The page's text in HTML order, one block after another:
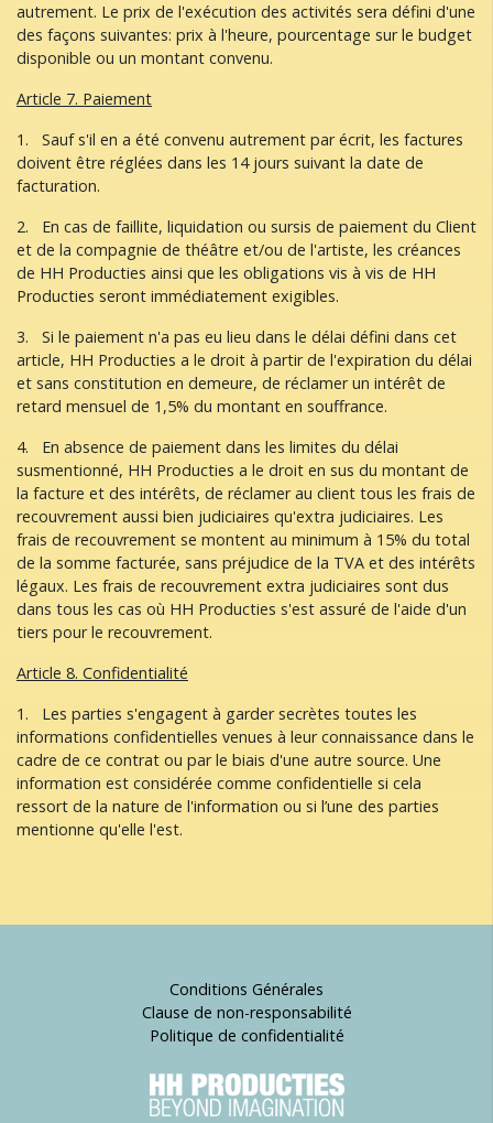
autrement. Le prix de l'exécution des activités sera défini d'une
des façons suivantes: prix à l'heure, pourcentage sur le budget
disponible ou un montant convenu.
Article 7. Paiement
1. Sauf s'il en a été convenu autrement par écrit, les factures
doivent être réglées dans les 14 jours suivant la date de
facturation.
2. En cas de faillite, liquidation ou sursis de paiement du Client
et de la compagnie de théâtre et/ou de l'artiste, les créances
de HH Producties ainsi que les obligations vis à vis de HH
Producties seront immédiatement exigibles.
3. Si le paiement n'a pas eu lieu dans le délai défini dans cet
article, HH Producties a le droit à partir de l'expiration du délai
et sans constitution en demeure, de réclamer un intérêt de
retard mensuel de 1,5% du montant en souffrance.
4. En absence de paiement dans les limites du délai
susmentionné, HH Producties a le droit en sus du montant de
la facture et des intérêts, de réclamer au client tous les frais de
recouvrement aussi bien judiciaires qu'extra judiciaires. Les
frais de recouvrement se montent au minimum à 15% du total
de la somme facturée, sans préjudice de la TVA et des intérêts
légaux. Les frais de recouvrement extra judiciaires sont dus
dans tous les cas où HH Producties s'est assuré de l'aide d'un
tiers pour le recouvrement.
Article 8. Confidentialité
1. Les parties s'engagent à garder secrètes toutes les
informations confidentielles venues à leur connaissance dans le
cadre de ce contrat ou par le biais d'une autre source. Une
information est considérée comme confidentielle si cela
ressort de la nature de l'information ou si l’une des parties
mentionne qu'elle l'est.
Conditions Générales
Clause de non-responsabilité
Politique de confidentialité